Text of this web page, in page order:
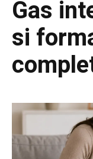
Gas
si